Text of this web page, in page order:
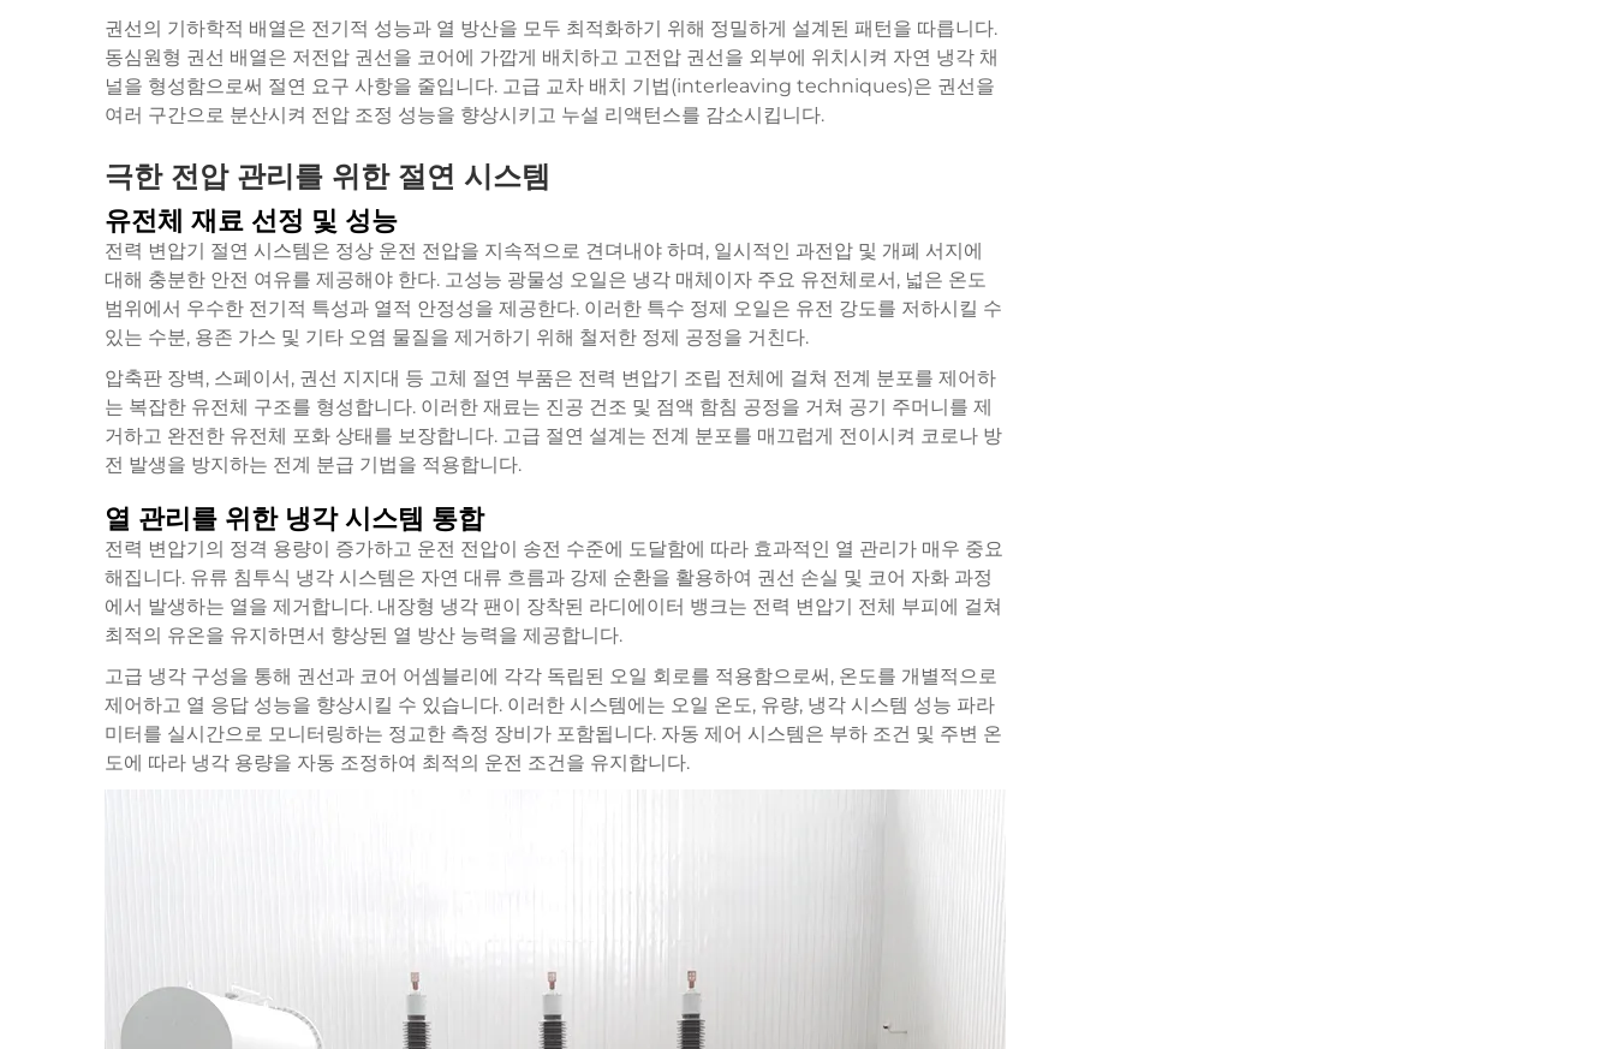
권선의 기하학적 배열은 전기적 성능과 열 방산을 모두 최적화하기 위해 정밀하게 설계된 패턴을 따릅니다.
동심원형 권선 배열은 저전압 권선을 코어에 가깝게 배치하고 고전압 권선을 외부에 위치시켜 자연 냉각 채
널을 형성함으로써 절연 요구 사항을 줄입니다. 고급 교차 배치 기법(interleaving techniques)은 권선을
여러 구간으로 분산시켜 전압 조정 성능을 향상시키고 누설 리액턴스를 감소시킵니다.
극한 전압 관리를 위한 절연 시스템
유전체 재료 선정 및 성능
전력 변압기 절연 시스템은 정상 운전 전압을 지속적으로 견뎌내야 하며, 일시적인 과전압 및 개폐 서지에
대해 충분한 안전 여유를 제공해야 한다. 고성능 광물성 오일은 냉각 매체이자 주요 유전체로서, 넓은 온도
범위에서 우수한 전기적 특성과 열적 안정성을 제공한다. 이러한 특수 정제 오일은 유전 강도를 저하시킬 수
있는 수분, 용존 가스 및 기타 오염 물질을 제거하기 위해 철저한 정제 공정을 거친다.
압축판 장벽, 스페이서, 권선 지지대 등 고체 절연 부품은 전력 변압기 조립 전체에 걸쳐 전계 분포를 제어하
는 복잡한 유전체 구조를 형성합니다. 이러한 재료는 진공 건조 및 점액 함침 공정을 거쳐 공기 주머니를 제
거하고 완전한 유전체 포화 상태를 보장합니다. 고급 절연 설계는 전계 분포를 매끄럽게 전이시켜 코로나 방
전 발생을 방지하는 전계 분급 기법을 적용합니다.
열 관리를 위한 냉각 시스템 통합
전력 변압기의 정격 용량이 증가하고 운전 전압이 송전 수준에 도달함에 따라 효과적인 열 관리가 매우 중요
해집니다. 유류 침투식 냉각 시스템은 자연 대류 흐름과 강제 순환을 활용하여 권선 손실 및 코어 자화 과정
에서 발생하는 열을 제거합니다. 내장형 냉각 팬이 장착된 라디에이터 뱅크는 전력 변압기 전체 부피에 걸쳐
최적의 유온을 유지하면서 향상된 열 방산 능력을 제공합니다.
고급 냉각 구성을 통해 권선과 코어 어셈블리에 각각 독립된 오일 회로를 적용함으로써, 온도를 개별적으로
제어하고 열 응답 성능을 향상시킬 수 있습니다. 이러한 시스템에는 오일 온도, 유량, 냉각 시스템 성능 파라
미터를 실시간으로 모니터링하는 정교한 측정 장비가 포함됩니다. 자동 제어 시스템은 부하 조건 및 주변 온
도에 따라 냉각 용량을 자동 조정하여 최적의 운전 조건을 유지합니다.